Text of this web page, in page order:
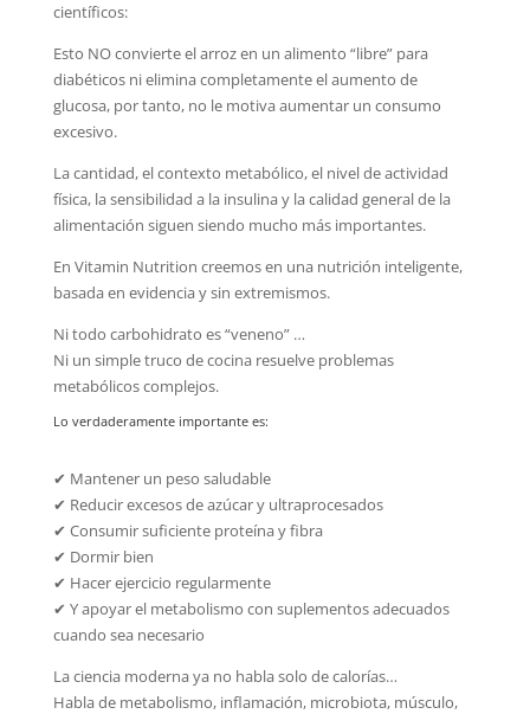
científicos:
Esto NO convierte el arroz en un alimento “libre” para
diabéticos ni elimina completamente el aumento de
glucosa, por tanto, no le motiva aumentar un consumo
excesivo.
La cantidad, el contexto metabólico, el nivel de actividad
física, la sensibilidad a la insulina y la calidad general de la
alimentación siguen siendo mucho más importantes.
En Vitamin Nutrition creemos en una nutrición inteligente,
basada en evidencia y sin extremismos.
Ni todo carbohidrato es “veneno” …
Ni un simple truco de cocina resuelve problemas
metabólicos complejos.
Lo verdaderamente importante es:
✔ Mantener un peso saludable
✔ Reducir excesos de azúcar y ultraprocesados
✔ Consumir suficiente proteína y fibra
✔ Dormir bien
✔ Hacer ejercicio regularmente
✔ Y apoyar el metabolismo con suplementos adecuados
cuando sea necesario
La ciencia moderna ya no habla solo de calorías…
Habla de metabolismo, inflamación, microbiota, músculo,